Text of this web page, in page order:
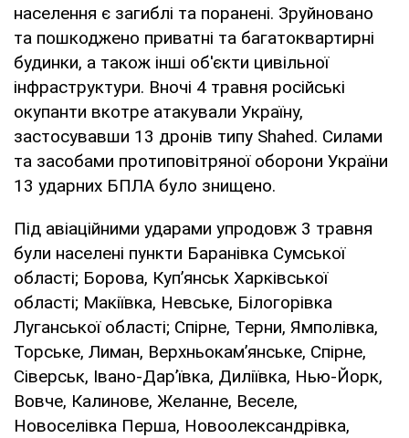
населення є загиблі та поранені. Зруйновано
та пошкоджено приватні та багатоквартирні
будинки, а також інші об'єкти цивільної
інфраструктури. Вночі 4 травня російські
окупанти вкотре атакували Україну,
застосувавши 13 дронів типу Shahed. Силами
та засобами протиповітряної оборони України
13 ударних БПЛА було знищено.
Під авіаційними ударами упродовж 3 травня
були населені пункти Баранівка Сумської
області; Борова, Куп’янськ Харківської
області; Макіївка, Невське, Білогорівка
Луганської області; Спірне, Терни, Ямполівка,
Торське, Лиман, Верхньокам’янське, Спірне,
Сіверськ, Івано-Дар’ївка, Диліївка, Нью-Йорк,
Вовче, Калинове, Желанне, Веселе,
Новоселівка Перша, Новоолександрівка,